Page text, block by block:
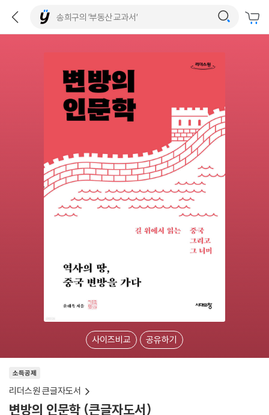
사이즈비교 공유하기
소득공제
리더스원 큰글자도서
변방의 인문학 (큰글자도서)